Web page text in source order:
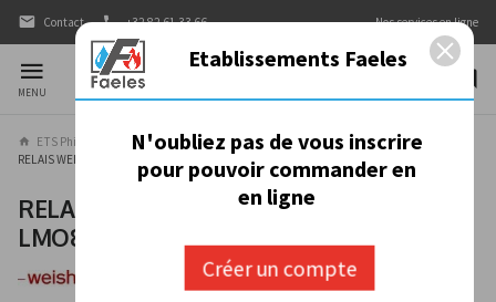
Contact +32 82 61 33 66 Nos services en ligne
MENU
ETS Philippe Faeles Nos produits CHAUFFAGE
BRULEURS
RELAIS WEISHAUPT W-FM LMO82.100C2WH
RELAIS WEISHAUPT W-FM
LMO82.100C2WH
N'oubliez pas de vous inscrire
pour pouvoir commander en
en ligne
Etablissements Faeles
Créer un compte